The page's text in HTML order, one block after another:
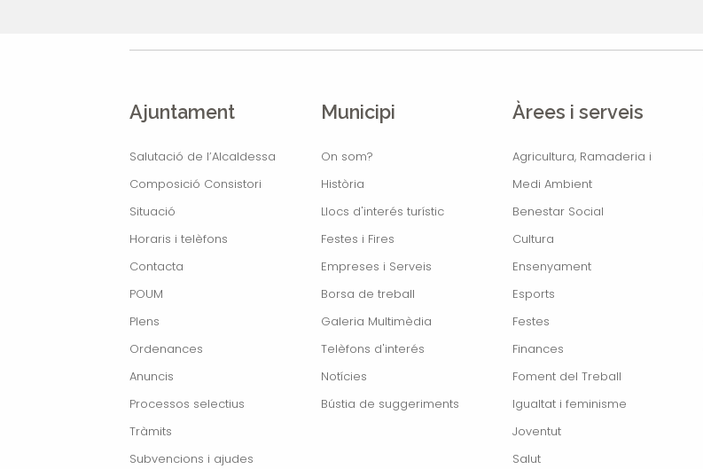
Ajuntament
Salutació de l’Alcaldessa
Composició Consistori
Situació
Horaris i telèfons
Contacta
POUM
Plens
Ordenances
Anuncis
Processos selectius
Tràmits
Subvencions i ajudes
Municipi
On som?
Història
Llocs d'interés turístic
Festes i Fires
Empreses i Serveis
Borsa de treball
Galeria Multimèdia
Telèfons d'interés
Notícies
Bústia de suggeriments
Àrees i serveis
Agricultura, Ramaderia i
Medi Ambient
Benestar Social
Cultura
Ensenyament
Esports
Festes
Finances
Foment del Treball
Igualtat i feminisme
Joventut
Salut